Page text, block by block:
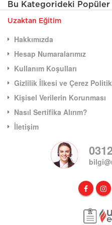
Bu Kategorideki
Uzaktan Eğitim
Hakkımızda
Hesap Numaralarımız
Kullanım Koşulları
Gizlilik İlkesi ve Çerez
Kişisel Verilerin Korunması
Nasıl Sertifika Alırım?
İletişim